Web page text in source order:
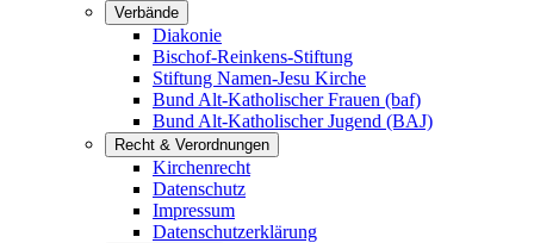
Verbände
Diakonie
Bischof-Reinkens-Stiftung
Stiftung Namen-Jesu Kirche
Bund Alt-Katholischer Frauen (baf)
Bund Alt-Katholischer Jugend (BAJ)
Recht & Verordnungen
Kirchenrecht
Datenschutz
Impressum
Datenschutzerklärung